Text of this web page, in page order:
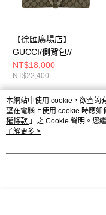
【徐匯廣場店】
GUCCI/側背包//
NT$18,000
NT$22,400
熱門標籤
本網站中使用 cookie，欲查詢
望在電腦上使用 cookie 時應
權條款 」之 Cookie 聲明。您
用條款之 Cookie 聲明使用
了解更多 >